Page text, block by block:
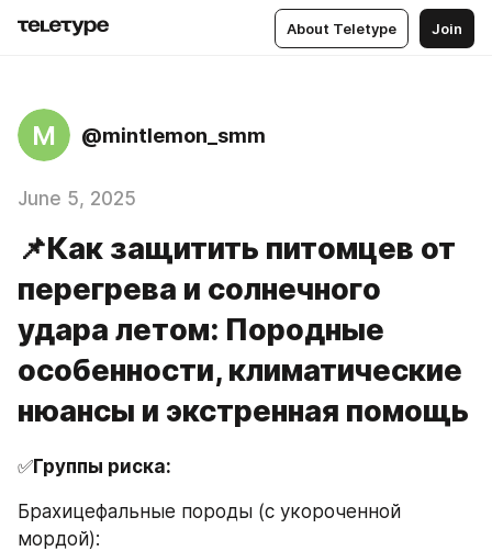
About Teletype Join
M @mintlemon_smm
June 5, 2025
📌Как защитить питомцев от
перегрева и солнечного
удара летом: Породные
особенности, климатические
нюансы и экстренная помощь
✅Группы риска:
Брахицефальные породы (с укороченной
мордой):